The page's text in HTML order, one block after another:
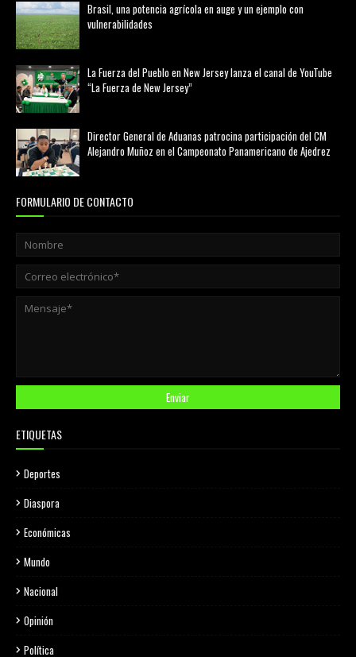
Brasil, una potencia agrícola en auge y un ejemplo con
vulnerabilidades
La Fuerza del Pueblo en New Jersey lanza el canal de YouTube
“La Fuerza de New Jersey”
Director General de Aduanas patrocina participación del CM
Alejandro Muñoz en el Campeonato Panamericano de Ajedrez
FORMULARIO DE CONTACTO
ETIQUETAS
Deportes
Diaspora
Económicas
Mundo
Nacional
Opinión
Política